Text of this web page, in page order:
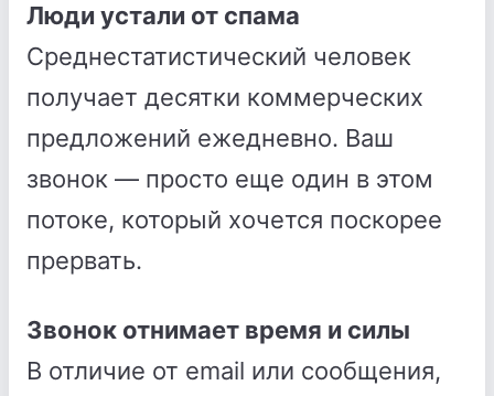
Люди устали от спама
Среднестатистический человек
получает десятки коммерческих
предложений ежедневно. Ваш
звонок — просто еще один в этом
потоке, который хочется поскорее
прервать.
Звонок отнимает время и силы
В отличие от email или сообщения,